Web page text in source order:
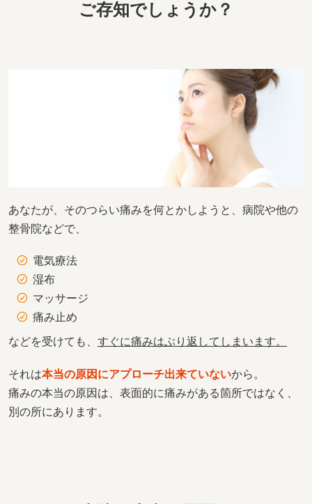
ご存知でしょうか？
あなたが、そのつらい痛みを何とかしようと、病院や他の
整骨院などで、
電気療法
湿布
マッサージ
痛み止め
などを受けても、 すぐに痛みはぶり返してしまいます。
それは本当の原因にアプローチ出来ていないから。
痛みの本当の原因は、表面的に痛みがある箇所ではなく、
別の所にあります。